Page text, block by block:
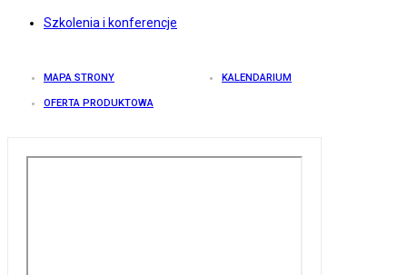
Szkolenia i konferencje
MAPA STRONY KALENDARIUM
OFERTA PRODUKTOWA